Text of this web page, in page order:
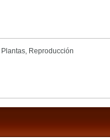
Plantas, Reproducción